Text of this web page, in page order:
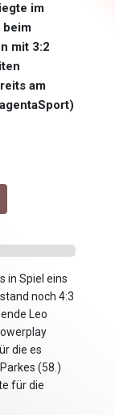
im
beim
mit 3:2
am
in Spiel eins
noch 4:3
Leo
die es
(58.)
für die